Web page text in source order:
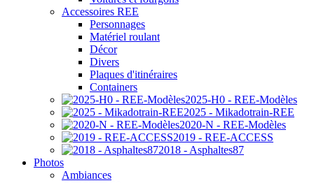
Accessoires REE
Personnages
Matériel roulant
Décor
Divers
Plaques d'itinéraires
Containers
2025-H0 - REE-Modèles
2025 - Mikadotrain-REE
2020-N - REE-Modèles
2019 - REE-ACCESS
2018 - Asphaltes87
Photos
Ambiances